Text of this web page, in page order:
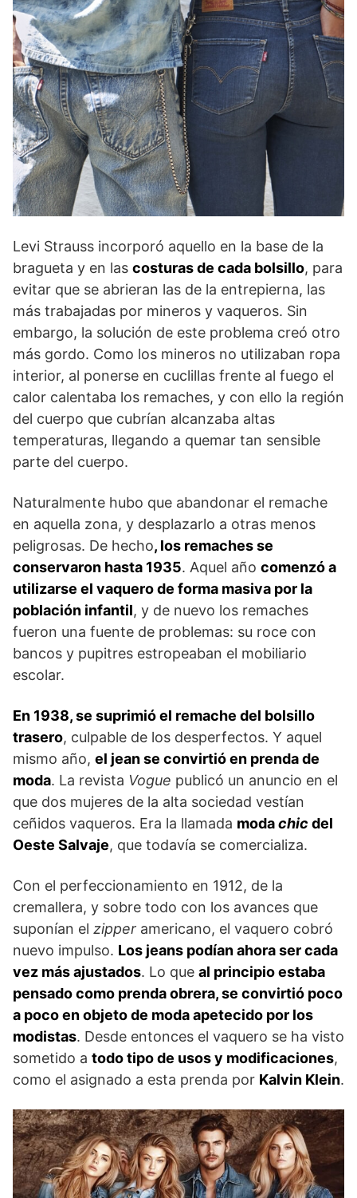
Levi Strauss incorporó aquello en la base de la
bragueta y en las costuras de cada bolsillo, para
evitar que se abrieran las de la entrepierna, las
más trabajadas por mineros y vaqueros. Sin
embargo, la solución de este problema creó otro
más gordo. Como los mineros no utilizaban ropa
interior, al ponerse en cuclillas frente al fuego el
calor calentaba los remaches, y con ello la región
del cuerpo que cubrían alcanzaba altas
temperaturas, llegando a quemar tan sensible
parte del cuerpo.
Naturalmente hubo que abandonar el remache
en aquella zona, y desplazarlo a otras menos
peligrosas. De hecho, los remaches se
conservaron hasta 1935. Aquel año comenzó a
utilizarse el vaquero de forma masiva por la
población infantil, y de nuevo los remaches
fueron una fuente de problemas: su roce con
bancos y pupitres estropeaban el mobiliario
escolar.
En 1938, se suprimió el remache del bolsillo
trasero, culpable de los desperfectos. Y aquel
mismo año, el jean se convirtió en prenda de
moda. La revista Vogue publicó un anuncio en el
que dos mujeres de la alta sociedad vestían
ceñidos vaqueros. Era la llamada modachic del
Oeste Salvaje, que todavía se comercializa.
Con el perfeccionamiento en 1912, de la
cremallera, y sobre todo con los avances que
suponían el zipper americano, el vaquero cobró
nuevo impulso. Los jeans podían ahora ser cada
vez más ajustados. Lo que al principio estaba
pensado como prenda obrera, se convirtió poco
a poco en objeto de moda apetecido por los
modistas. Desde entonces el vaquero se ha visto
sometido a todo tipo de usos y modificaciones,
como el asignado a esta prenda por Kalvin Klein.